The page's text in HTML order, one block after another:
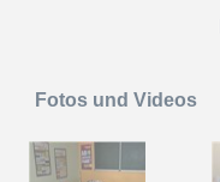
Fotos und Videos